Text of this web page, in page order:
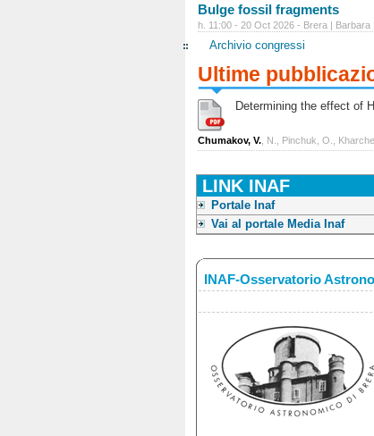
Bulge fossil fragments
h. 11:00 - 20 Oct 2026 - Brera | Barbara
Archivio congressi
Ultime
Determining the effect of
Chumakov, V. , N., Pinchuk, O.,
LINK INAF
Portale Inaf
Vai al portale Media Inaf
INAF-Osservatorio